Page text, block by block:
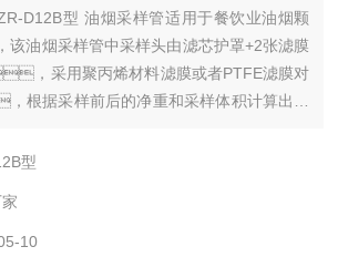
D12B型 油烟采样管适用于餐饮业油烟颗
油烟采样管中采样头由滤芯护罩+2张滤膜
，采用聚丙烯材料滤膜或者PTFE滤膜对
根据采样前后的净重和采样体积计算出排
型
10